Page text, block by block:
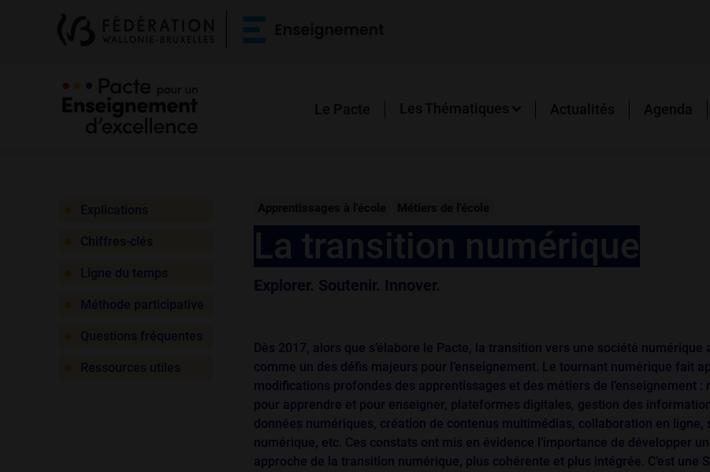
Le Pacte Les Thématiques Actualités Agenda
Explications
Chiffres-clés
Ligne du temps
Méthode participative
Questions fréquentes
Ressources utiles
La transition numérique
Explorer. Soutenir. Innover.
Dès 2017, alors que s’élabore le Pacte, la transition vers une société numérique
comme un des défis majeurs pour l’enseignement. Le tournant numérique fait
modifications profondes des apprentissages et des métiers de l’enseignement :
pour apprendre et pour enseigner, plateformes digitales, gestion des
données numériques, création de contenus mul­timédias, collaboration en ligne,
numérique, etc. Ces constats ont mis en évidence l’importance de développer
approche de la transition numérique, plus cohérente et plus intégrée. C’est une